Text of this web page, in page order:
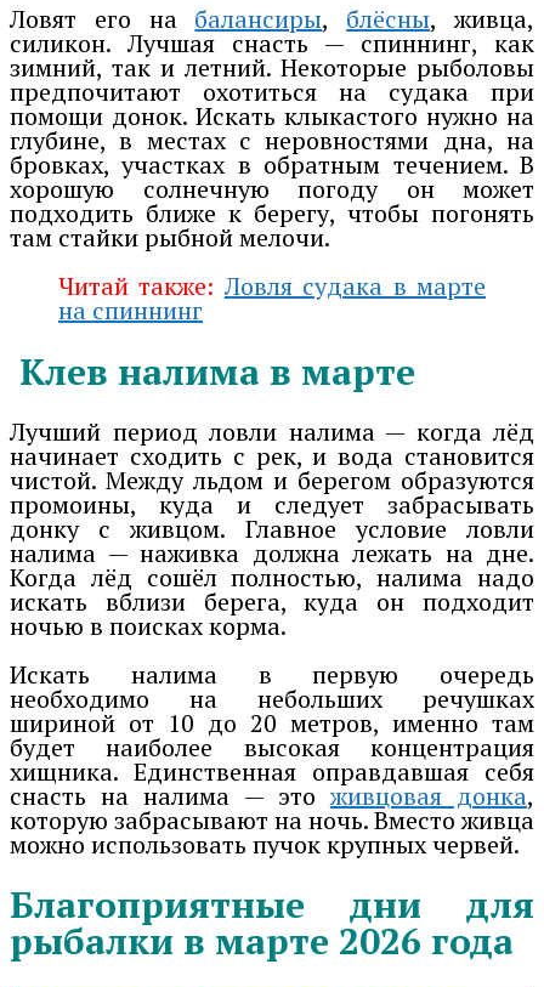
Ловят его на балансиры, блёсны, живца,
силикон. Лучшая снасть — спиннинг, как
зимний, так и летний. Некоторые рыболовы
предпочитают охотиться на судака при
помощи донок. Искать клыкастого нужно на
глубине, в местах с неровностями дна, на
бровках, участках в обратным течением. В
хорошую солнечную погоду он может
подходить ближе к берегу, чтобы погонять
там стайки рыбной мелочи.
Читай также: Ловля судака в марте
на спиннинг
Клев налима в марте
Лучший период ловли налима — когда лёд
начинает сходить с рек, и вода становится
чистой. Между льдом и берегом образуются
промоины, куда и следует забрасывать
донку с живцом. Главное условие ловли
налима — наживка должна лежать на дне.
Когда лёд сошёл полностью, налима надо
искать вблизи берега, куда он подходит
ночью в поисках корма.
Искать налима в первую очередь
необходимо на небольших речушках
шириной от 10 до 20 метров, именно там
будет наиболее высокая концентрация
хищника. Единственная оправдавшая себя
снасть на налима — этоживцовая донка,
которую забрасывают на ночь. Вместо живца
можно использовать пучок крупных червей.
Благоприятные дни для
рыбалки в марте 2026 года